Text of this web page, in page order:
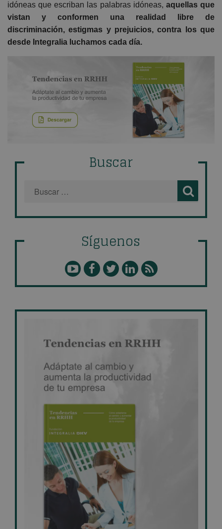
idóneas que escriban las palabras idóneas, aquellas que
vistan y conformen una realidad libre de
discriminación, estigmas y prejuicios, contra los que
desde Integralia luchamos cada día.
Buscar
Síguenos